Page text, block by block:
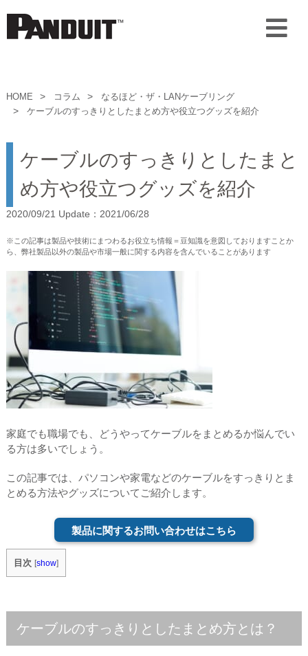
HOME コラム
なるほど・ザ・LANケーブリング
ケーブルのすっきりとしたまとめ方や役立つグッズを紹介
ケーブルのすっきりとしたまと
め方や役立つグッズを紹介
2020/09/21 Update：2021/06/28
※この記事は製品や技術にまつわるお役立ち情報＝豆知識を意図しておりますことか
ら、弊社製品以外の製品や市場一般に関する内容を含んでいることがあります
家庭でも職場でも、どうやってケーブルをまとめるか悩んでい
る方は多いでしょう。
この記事では、パソコンや家電などのケーブルをすっきりとま
とめる方法やグッズについてご紹介します。
製品に関するお問い合わせはこちら
目次 [show]
ケーブルのすっきりとしたまとめ方とは？